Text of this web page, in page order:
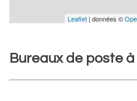
Leaflet | données ©
Bureaux de poste